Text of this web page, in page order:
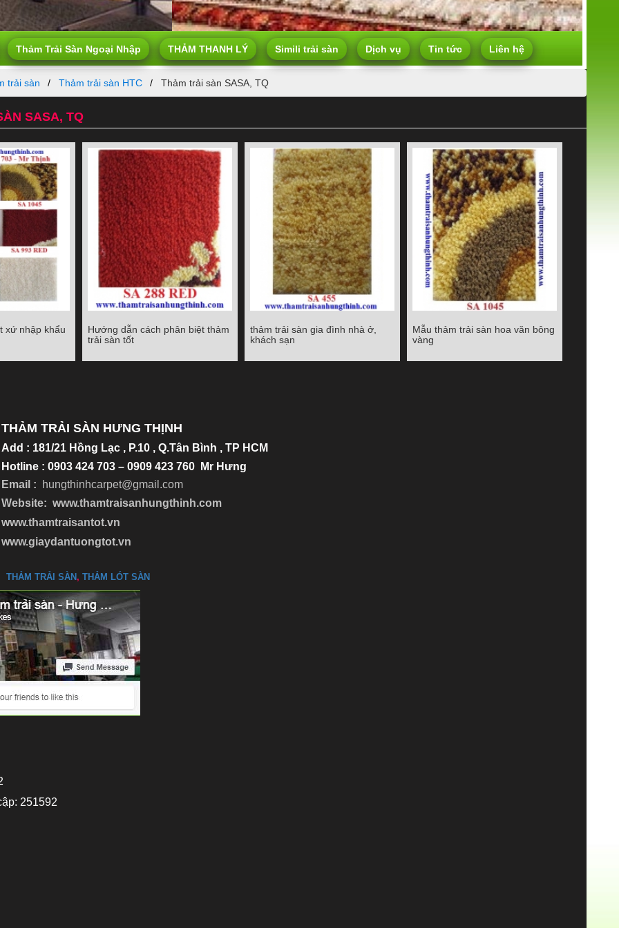
Thảm Trải Sàn Ngoại Nhập THẢM THANH LÝ Simili trải sàn Dịch vụ Tin tức Liên hệ
trải sàn Thảm trải sàn HTC Thảm trải sàn SASA, TQ
SASA, TQ
nhập khẩu
xứ nhập khẩu
Hướng dẫn cách phân biệt thảm
Hướng dẫn cách phân biệt thảm
trải sàn tốt
thảm trải sàn gia đình nhà ở,
thảm trải sàn gia đình nhà ở,
khách sạn
Mẫu thảm trải sàn hoa văn bông
Mẫu thảm trải sàn hoa văn bông
vàng
THẢM TRẢI SÀN HƯNG THỊNH
Add : 181/21 Hồng Lạc , P.10 , Q.Tân Bình , TP HCM
Hotline : 0903 424 703 – 0909 423 760 Mr Hưng
Email :
hungthinhcarpet@gmail.com
Website: www.thamtraisanhungthinh.com
www.thamtraisantot.vn
www.giaydantuongtot.vn
THẢM TRẢI SÀN , THẢM LÓT SÀN
251592